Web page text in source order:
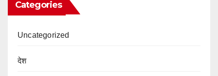
Categories
Uncategorized
देश